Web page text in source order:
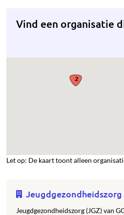
Vind een organisatie
Let op: De kaart toont alleen
Jeugdgezondheidszorg
Jeugdgezondheidszorg (JGZ) van